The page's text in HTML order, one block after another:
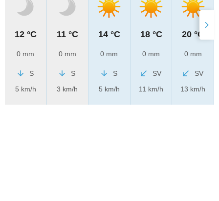
12 °C
0 mm
S
5 km/h
11 °C
0 mm
S
3 km/h
14 °C
0 mm
S
5 km/h
18 °C
0 mm
SV
11 km/h
20 °C
0 mm
SV
13 km/h